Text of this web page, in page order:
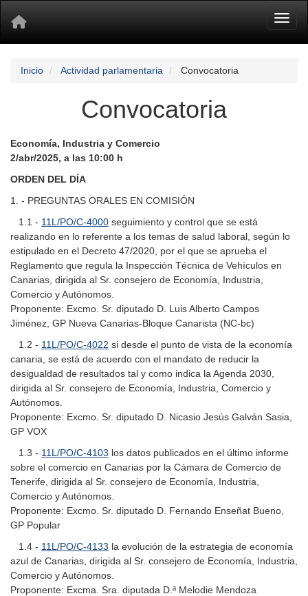
Inicio Actividad parlamentaria Convocatoria
Convocatoria
Economía, Industria y Comercio
2/abr/2025, a las 10:00 h
ORDEN DEL DÍA
1. - PREGUNTAS ORALES EN COMISIÓN
1.1 - 11L/PO/C-4000 seguimiento y control que se está
realizando en lo referente a los temas de salud laboral, según lo
estipulado en el Decreto 47/2020, por el que se aprueba el
Reglamento que regula la Inspección Técnica de Vehículos en
Canarias, dirigida al Sr. consejero de Economía, Industria,
Comercio y Autónomos.
Proponente: Excmo. Sr. diputado D. Luis Alberto Campos
Jiménez, GP Nueva Canarias-Bloque Canarista (NC-bc)
1.2 - 11L/PO/C-4022 si desde el punto de vista de la economía
canaria, se está de acuerdo con el mandato de reducir la
desigualdad de resultados tal y como indica la Agenda 2030,
dirigida al Sr. consejero de Economía, Industria, Comercio y
Autónomos.
Proponente: Excmo. Sr. diputado D. Nicasio Jesús Galván Sasia,
GP VOX
1.3 - 11L/PO/C-4103 los datos publicados en el último informe
sobre el comercio en Canarias por la Cámara de Comercio de
Tenerife, dirigida al Sr. consejero de Economía, Industria,
Comercio y Autónomos.
Proponente: Excmo. Sr. diputado D. Fernando Enseñat Bueno,
GP Popular
1.4 - 11L/PO/C-4133 la evolución de la estrategia de economía
azul de Canarias, dirigida al Sr. consejero de Economía, Industria,
Comercio y Autónomos.
Proponente: Excma. Sra. diputada D.ª Melodie Mendoza